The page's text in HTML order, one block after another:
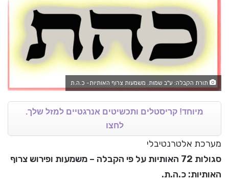
תורת הקבלה: ע"ב שמות. משמעות צרוף האותיות- כ.ה.ת
מיוחד! קריסטלים ותכשיטים אנרגטיים למזל שלך.
לחצו
מערכת אלטרנטיבלי
סגולות 72 האותיות על פי הקבלה – משמעות ופירוש צרוף
האותיות: כ.ה.ת.